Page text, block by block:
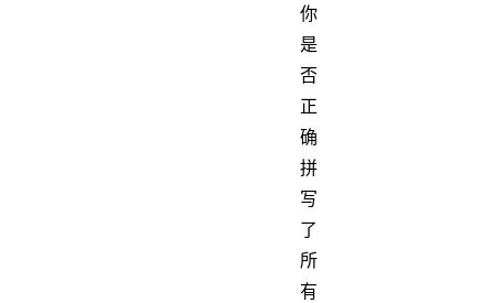
你
是
否
正
确
拼
写
了
所
有